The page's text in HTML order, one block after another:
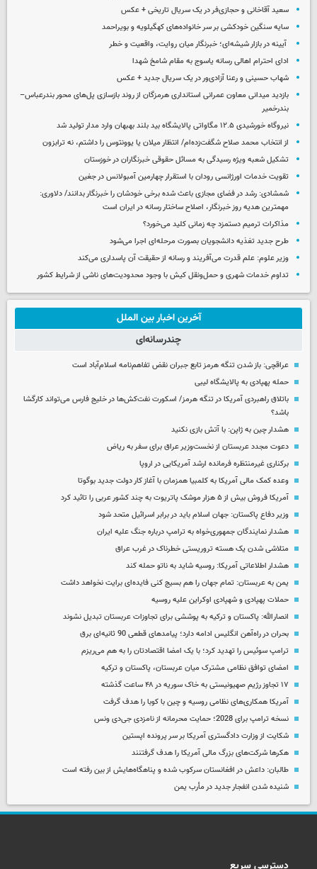
سعید آقاخانی و حجازی‌فر در یک سریال تاریخی + عکس
سایه سنگین خودکشی بر سر خانواده‌های کهگیلویه و بویراحمد
آیینه در بازار شیشه‌ای؛ خبرنگار میان روایت، واقعیت و خطر
ادای احترام اهالی رسانه یاسوج به مقام شامخ شهدا
شهاب حسینی و رعنا آزادی‌ور در یک سریال جدید + عکس
بازدید میدانی معاون عمرانی استانداری هرمزگان از روند بازسازی پل‌های محور بندرعباس–
بندرخمیر
نیروگاه خورشیدی ۱۲.۵ مگاواتی پالایشگاه بید بلند بهبهان وارد مدار تولید شد
از انتخاب محمد صلاح شگفت‌زده‌ام/ انتظار میلان یا یوونتوس را داشتم، نه ترابزون
تشکیل شعبه ویژه رسیدگی به مسائل حقوقی خبرنگاران در خوزستان
تقویت خدمات اورژانسی رودان با استقرار چهارمین آمبولانس در جغین
شمشادی: رشد در فضای مجازی باعث شده برخی خودشان را خبرنگار بدانند/ دلاوری:
مهمترین هدیه‌ روز خبرنگار، اصلاح ساختار رسانه در ایران است
مذاکرات ترمیم دستمزد چه زمانی کلید می‌خورد؟
طرح جدید تغذیه دانشجویان بصورت مرحله‌ای اجرا می‌شود
وزیر علوم: علم قدرت می‌آفریند و رسانه از حقیقت آن پاسداری می‌کند
تداوم خدمات شهری و حمل‌ونقل کیش با وجود محدودیت‌های ناشی از شرایط کشور
آخرین اخبار بین الملل
چندرسانه‌ای
عراقچی: باز شدن تنگه هرمز تابع جبران نقض تفاهم‌نامه اسلام‌آباد است
حمله پهپادی به پالایشگاه لیبی
باتلاق راهبردی آمریکا در تنگه هرمز/ اسکورت نفت‌کش‌ها در خلیج فارس می‌تواند کارگشا
باشد؟
هشدار چین به ژاپن: با آتش بازی نکنید
دعوت مجدد عربستان از نخست‌وزیر عراق برای سفر به ریاض
برکناری غیرمنتظره فرمانده ارشد آمریکایی در اروپا
وعده کمک مالی آمریکا به کلمبیا همزمان با آغاز کار دولت جدید بوگوتا
آمریکا فروش بیش از ۵ هزار موشک پاتریوت به چند کشور عربی را تائید کرد
وزیر دفاع پاکستان: جهان اسلام باید در برابر اسرائیل متحد شود
هشدار نمایندگان جمهوری‌خواه به ترامپ درباره جنگ علیه ایران
متلاشی شدن یک هسته تروریستی خطرناک در غرب عراق
هشدار اطلاعاتی آمریکا: روسیه شاید به ناتو حمله کند
یمن به عربستان: تمام جهان را هم بسیج کنی فایده‌ای برایت نخواهد داشت
حملات پهپادی و شهپادی اوکراین علیه روسیه
انصارالله: پاکستان و ترکیه به پوششی برای تجاوزات عربستان تبدیل نشوند
بحران در راه‌آهن انگلیس ادامه دارد؛ پیامدهای قطعی 90 ثانیه‌ای برق
ترامپ سوئیس را تهدید کرد؛ با یک امضا اقتصادتان را به هم می‌ریزم
امضای توافق نظامی مشترک میان عربستان، پاکستان و ترکیه
۱۷ تجاوز رژیم صهیونیستی به خاک سوریه در ۴۸ ساعت گذشته
آمریکا همکاری‌های نظامی روسیه و چین با کوبا را هدف گرفت
نسخه ترامپ برای 2028؛ حمایت محرمانه از نامزدی جی‌دی ونس
شکایت از وزارت دادگستری آمریکا بر سر پرونده اپستین
هکرها شرکت‌های بزرگ مالی آمریکا را هدف گرفتنند
طالبان: داعش در افغانستان سرکوب شده و پناهگاه‌هایش از بین رفته است
شنیده شدن انفجار جدید در مأرب یمن
دسترسی سریع